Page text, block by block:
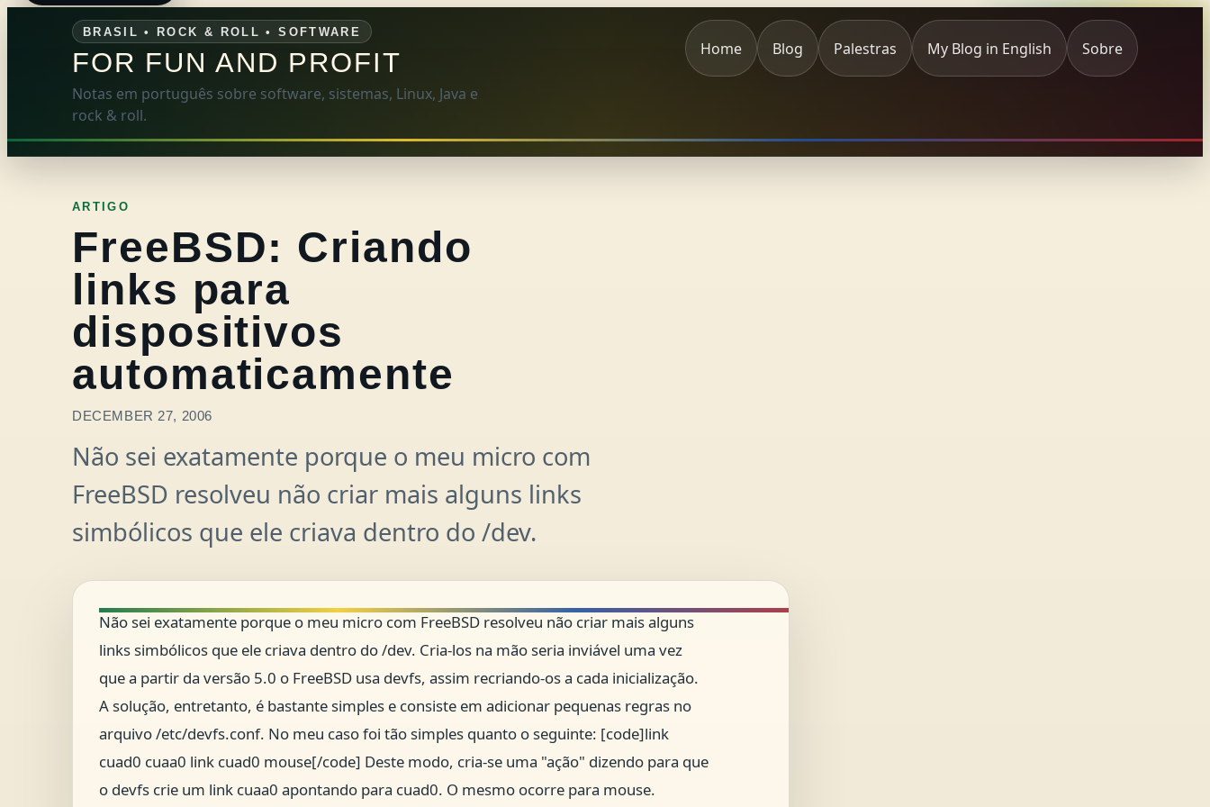
BRASIL • ROCK & ROLL • SOFTWARE
FOR FUN AND PROFIT
Notas em português sobre software, sistemas, Linux, Java e
rock & roll.
Home Blog Palestras My Blog in English Sobre
ARTIGO
FreeBSD: Criando
links para
dispositivos
automaticamente
DECEMBER 27, 2006
Não sei exatamente porque o meu micro com
FreeBSD resolveu não criar mais alguns links
simbólicos que ele criava dentro do /dev.
Não sei exatamente porque o meu micro com FreeBSD resolveu não criar mais alguns
links simbólicos que ele criava dentro do /dev. Cria-los na mão seria inviável uma vez
que a partir da versão 5.0 o FreeBSD usa devfs, assim recriando-os a cada inicialização.
A solução, entretanto, é bastante simples e consiste em adicionar pequenas regras no
arquivo /etc/devfs.conf. No meu caso foi tão simples quanto o seguinte: [code]link
cuad0 cuaa0 link cuad0 mouse[/code] Deste modo, cria-se uma "ação" dizendo para que
o devfs crie um link cuaa0 apontando para cuad0. O mesmo ocorre para mouse.